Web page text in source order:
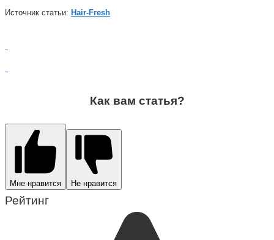
Источник статьи: Hair-Fresh
Как вам статья?
Мне нравится Не нравится
Рейтинг